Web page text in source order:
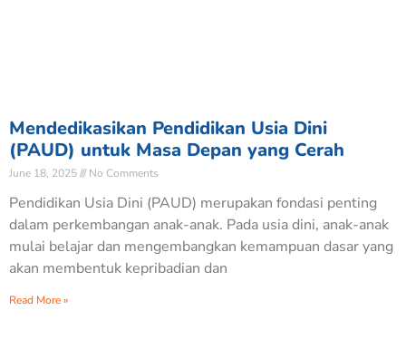
Mendedikasikan Pendidikan Usia Dini
(PAUD) untuk Masa Depan yang Cerah
June 18, 2025 No Comments
Pendidikan Usia Dini (PAUD) merupakan fondasi penting
dalam perkembangan anak-anak. Pada usia dini, anak-anak
mulai belajar dan mengembangkan kemampuan dasar yang
akan membentuk kepribadian dan
Read More »